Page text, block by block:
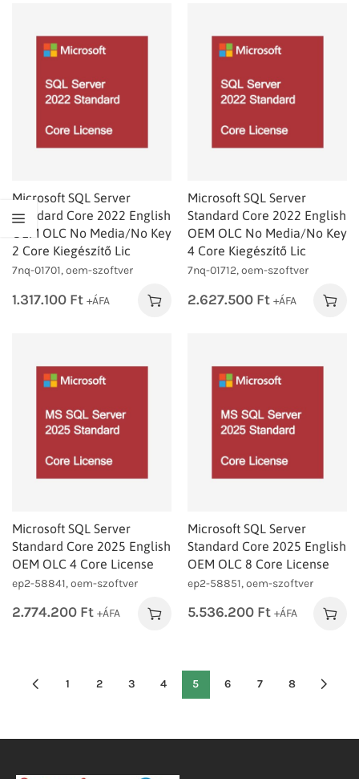
Microsoft SQL Server
Standard Core 2022 English
OEM OLC No Media/No Key
2 Core Kiegészítő Lic
7nq-01701, oem-szoftver
1.317.100 Ft +ÁFA
Microsoft SQL Server
Standard Core 2022 English
OEM OLC No Media/No Key
4 Core Kiegészítő Lic
7nq-01712, oem-szoftver
2.627.500 Ft +ÁFA
Microsoft SQL Server
Standard Core 2025 English
OEM OLC 4 Core License
ep2-58841, oem-szoftver
2.774.200 Ft +ÁFA
Microsoft SQL Server
Standard Core 2025 English
OEM OLC 8 Core License
ep2-58851, oem-szoftver
5.536.200 Ft +ÁFA
1 2 3 4 5 6 7 8